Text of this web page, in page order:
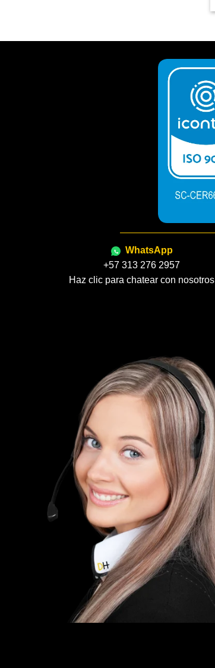
WhatsApp
+57 313 276 2957
Haz clic para chatear con nosotros